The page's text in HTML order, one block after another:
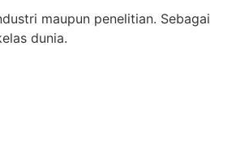
maupun penelitian. Sebagai
dunia.